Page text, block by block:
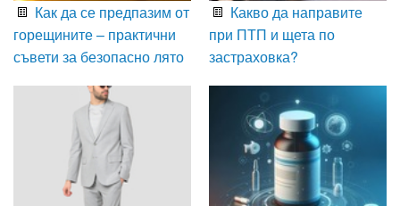
Как да се предпазим от
горещините – практични
съвети за безопасно лято
Какво да направите
при ПТП и щета по
застраховка?